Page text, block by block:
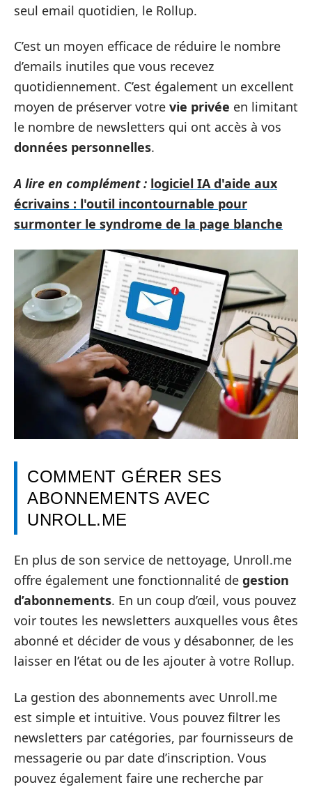
seul email quotidien, le Rollup.
C’est un moyen efficace de réduire le nombre
d’emails inutiles que vous recevez
quotidiennement. C’est également un excellent
moyen de préserver votre vie privée en limitant
le nombre de newsletters qui ont accès à vos
données personnelles.
A lire en complément : logiciel IA d'aide aux
écrivains : l'outil incontournable pour
surmonter le syndrome de la page blanche
COMMENT GÉRER SES
ABONNEMENTS AVEC
UNROLL.ME
En plus de son service de nettoyage, Unroll.me
offre également une fonctionnalité de gestion
d’abonnements. En un coup d’œil, vous pouvez
voir toutes les newsletters auxquelles vous êtes
abonné et décider de vous y désabonner, de les
laisser en l’état ou de les ajouter à votre Rollup.
La gestion des abonnements avec Unroll.me
est simple et intuitive. Vous pouvez filtrer les
newsletters par catégories, par fournisseurs de
messagerie ou par date d’inscription. Vous
pouvez également faire une recherche par